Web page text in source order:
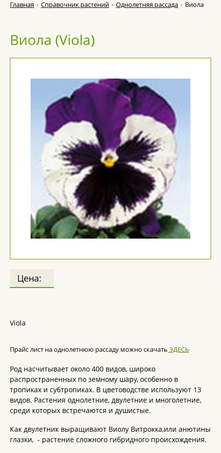
Главная Справочник растений Однолетняя рассада Виола
Виола (Viola)
Цена:
Viola
Прайс лист на однолетнюю рассаду можно скачать ЗДЕСЬ
Род насчитывает около 400 видов, широко
распространенных по земному шару, особенно в
тропиках и субтропиках. В цветоводстве используют 13
видов. Растения однолетние, двулетние и многолетние,
среди которых встречаются и душистые.
Как двулетник выращивают Виолу Витрокка,или анютины
глазки, - растение сложного гибридного происхождения.